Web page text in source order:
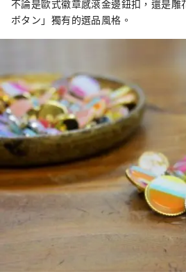
不論是歐式徽章感滾金邊鈕扣，還是雕
ボタン」獨有的選品風格。